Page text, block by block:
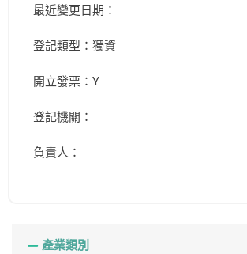
最近變更日期：
登記類型：獨資
開立發票：Y
登記機關：
負責人：
產業類別